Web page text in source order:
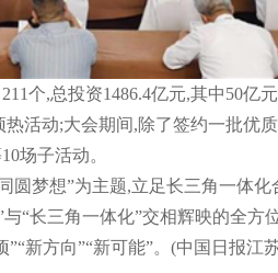
个,总投资1486.4亿元,其中50亿
活动;大会期间,除了签约一批优
场子活动。
圆梦想”为主题,立足长三角一体
“长三角一体化”交相辉映的全方
新方向”“新可能”。(中国日报江